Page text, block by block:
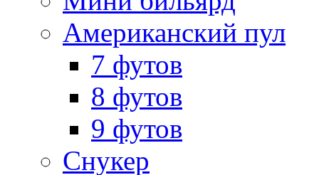
Американский пул
7 футов
8 футов
9 футов
Снукер